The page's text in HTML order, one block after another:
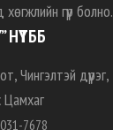
гүүр болно.
НҮТББ
Чингэлтэй дүүрэг,
7678